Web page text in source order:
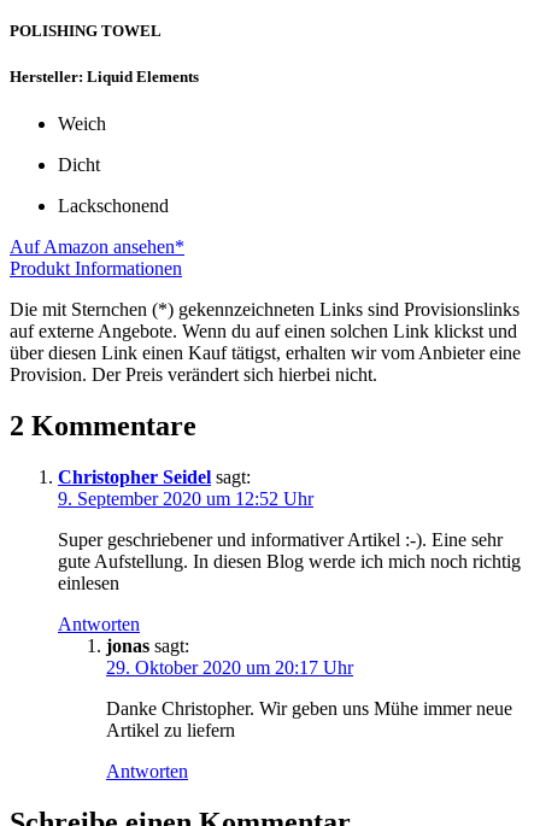
POLISHING TOWEL
Hersteller: Liquid Elements
Weich
Dicht
Lackschonend
Auf Amazon ansehen*
Produkt Informationen
Die mit Sternchen (*) gekennzeichneten Links sind Provisionslinks
auf externe Angebote. Wenn du auf einen solchen Link klickst und
über diesen Link einen Kauf tätigst, erhalten wir vom Anbieter eine
Provision. Der Preis verändert sich hierbei nicht.
2 Kommentare
Christopher Seidel sagt:
9. September 2020 um 12:52 Uhr
Super geschriebener und informativer Artikel :-). Eine sehr
gute Aufstellung. In diesen Blog werde ich mich noch richtig
einlesen
Antworten
jonas sagt:
29. Oktober 2020 um 20:17 Uhr
Danke Christopher. Wir geben uns Mühe immer neue
Artikel zu liefern
Antworten